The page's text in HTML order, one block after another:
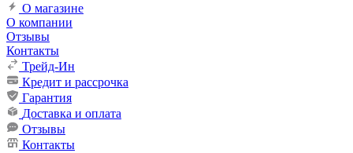
О магазине
О компании
Отзывы
Контакты
Трейд-Ин
Кредит и рассрочка
Гарантия
Доставка и оплата
Отзывы
Контакты